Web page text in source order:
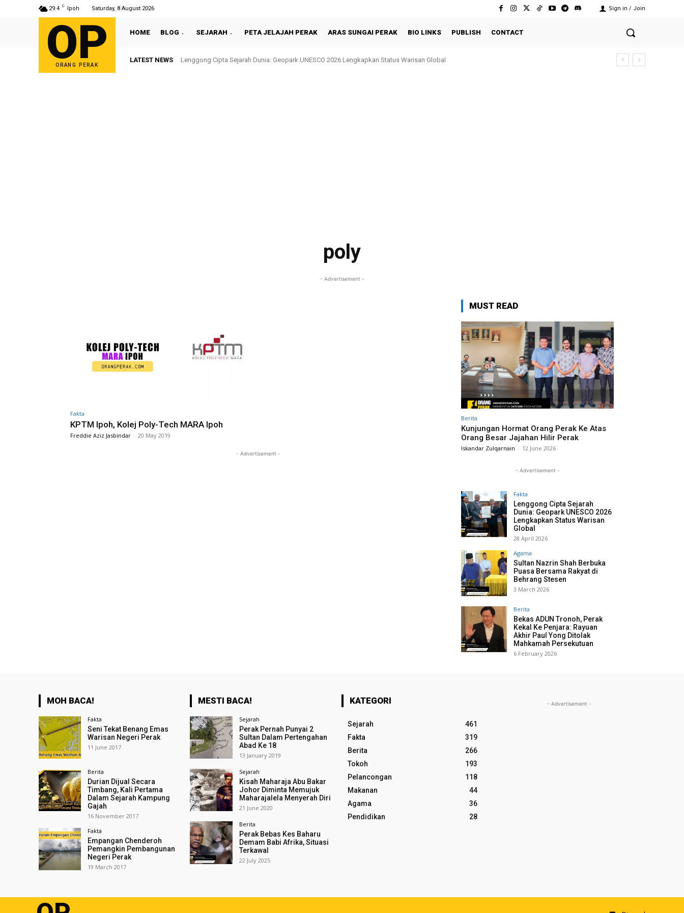
29.4 C Ipoh Saturday, 8 August 2026 Sign in / Join
OP
ORANG PERAK
HOME BLOG SEJARAH PETA JELAJAH PERAK ARAS SUNGAI PERAK BIO LINKS PUBLISH CONTACT
LATEST NEWS Lenggong Cipta Sejarah Dunia: Geopark UNESCO 2026 Lengkapkan Status Warisan Global
poly
- Advertisement -
Fakta
KPTM Ipoh, Kolej Poly-Tech MARA Ipoh
Freddie Aziz Jasbindar - 20 May 2019
- Advertisement -
MUST READ
Berita
Kunjungan Hormat Orang Perak Ke Atas
Orang Besar Jajahan Hilir Perak
Iskandar Zulqarnain - 12 June 2026
- Advertisement -
Fakta
Lenggong Cipta Sejarah
Dunia: Geopark UNESCO 2026
Lengkapkan Status Warisan
Global
28 April 2026
Agama
Sultan Nazrin Shah Berbuka
Puasa Bersama Rakyat di
Behrang Stesen
3 March 2026
Berita
Bekas ADUN Tronoh, Perak
Kekal Ke Penjara: Rayuan
Akhir Paul Yong Ditolak
Mahkamah Persekutuan
6 February 2026
MOH BACA!
Fakta
Seni Tekat Benang Emas
Warisan Negeri Perak
11 June 2017
Berita
Durian Dijual Secara
Timbang, Kali Pertama
Dalam Sejarah Kampung
Gajah
16 November 2017
Fakta
Empangan Chenderoh
Pemangkin Pembangunan
Negeri Perak
19 March 2017
MESTI BACA!
Sejarah
Perak Pernah Punyai 2
Sultan Dalam Pertengahan
Abad Ke 18
13 January 2019
Sejarah
Kisah Maharaja Abu Bakar
Johor Diminta Memujuk
Maharajalela Menyerah Diri
21 June 2020
Berita
Perak Bebas Kes Baharu
Demam Babi Afrika, Situasi
Terkawal
22 July 2025
KATEGORI
Sejarah
461
Fakta
319
Berita
266
Tokoh
193
Pelancongan
118
Makanan
44
Agama
36
Pendidikan
28
- Advertisement -